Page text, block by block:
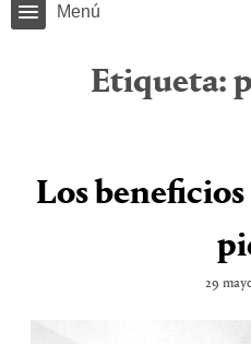
Menú
Etiqueta:
Los
29